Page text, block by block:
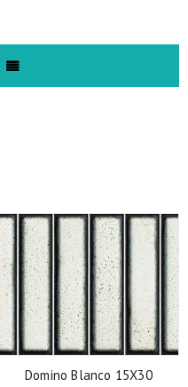
Domino Blanco 15X30